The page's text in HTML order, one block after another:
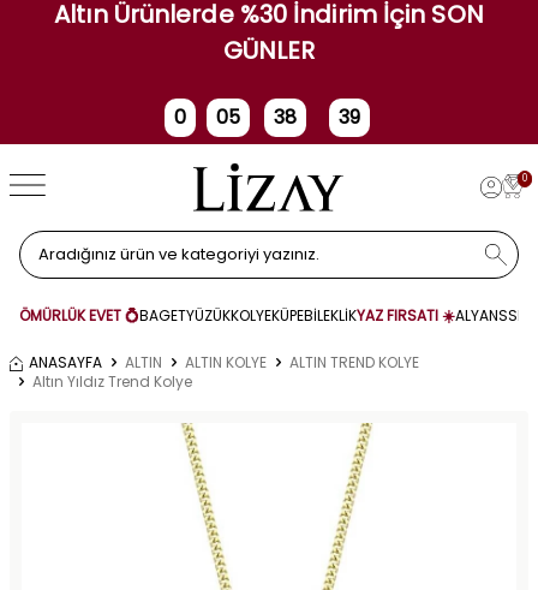
Altın Ürünlerde %30 İndirim İçin SON
GÜNLER
0
Gün
05
Saat
38 39
0
ÖMÜRLÜK EVET 💍BAGETYÜZÜKKOLYEKÜPEBİLEKLİKYAZ FIRSATI ☀️ALYANS
ANASAYFA ALTIN ALTIN KOLYE
ALTIN TREND KOLYE
Altın Yıldız Trend Kolye